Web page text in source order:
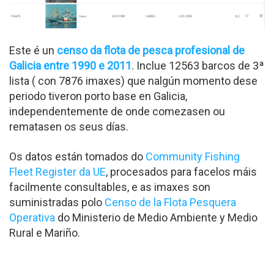
Este é un censo da flota de pesca profesional de
Galicia entre 1990 e 2011. Inclue 12563 barcos de 3ª
lista ( con 7876 imaxes) que nalgún momento dese
periodo tiveron porto base en Galicia,
independentemente de onde comezasen ou
rematasen os seus días.
Os datos están tomados do Community Fishing
Fleet Register da UE, procesados para facelos máis
facilmente consultables, e as imaxes son
suministradas polo Censo de la Flota Pesquera
Operativa do Ministerio de Medio Ambiente y Medio
Rural e Mariño.